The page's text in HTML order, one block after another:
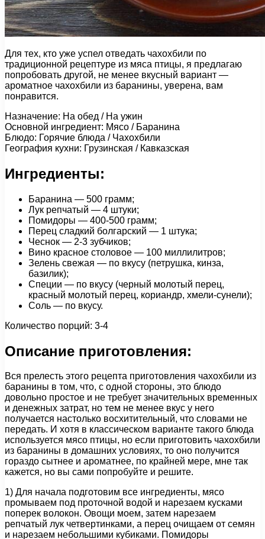
Для тех, кто уже успел отведать чахохбили по
традиционной рецептуре из мяса птицы, я предлагаю
попробовать другой, не менее вкусный вариант —
ароматное чахохбили из баранины, уверена, вам
понравится.
Назначение: На обед / На ужин
Основной ингредиент: Мясо / Баранина
Блюдо: Горячие блюда / Чахохбили
География кухни: Грузинская / Кавказская
Ингредиенты:
Баранина — 500 грамм;
Лук репчатый — 4 штуки;
Помидоры — 400-500 грамм;
Перец сладкий болгарский — 1 штука;
Чеснок — 2-3 зубчиков;
Вино красное столовое — 100 миллилитров;
Зелень свежая — по вкусу (петрушка, кинза,
базилик);
Специи — по вкусу (черный молотый перец,
красный молотый перец, кориандр, хмели-сунели);
Соль — по вкусу.
Количество порций: 3-4
Описание приготовления:
Вся прелесть этого рецепта приготовления чахохбили из
баранины в том, что, с одной стороны, это блюдо
довольно простое и не требует значительных временных
и денежных затрат, но тем не менее вкус у него
получается настолько восхитительный, что словами не
передать. И хотя в классическом варианте такого блюда
используется мясо птицы, но если приготовить чахохбили
из баранины в домашних условиях, то оно получится
гораздо сытнее и ароматнее, по крайней мере, мне так
кажется, но вы сами попробуйте и решите.
1) Для начала подготовим все ингредиенты, мясо
промываем под проточной водой и нарезаем кусками
поперек волокон. Овощи моем, затем нарезаем
репчатый лук четвертинками, а перец очищаем от семян
и нарезаем небольшими кубиками. Помидоры